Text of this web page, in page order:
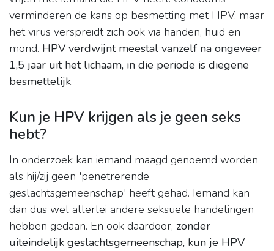
verminderen de kans op besmetting met HPV, maar
het virus verspreidt zich ook via handen, huid en
mond. HPV verdwijnt meestal vanzelf na ongeveer
1,5 jaar uit het lichaam, in die periode is diegene
besmettelijk.
Kun je HPV krijgen als je geen seks
hebt?
In onderzoek kan iemand maagd genoemd worden
als hij/zij geen 'penetrerende
geslachtsgemeenschap' heeft gehad. Iemand kan
dan dus wel allerlei andere seksuele handelingen
hebben gedaan. En ook daardoor, zonder
uiteindelijk geslachtsgemeenschap, kun je HPV